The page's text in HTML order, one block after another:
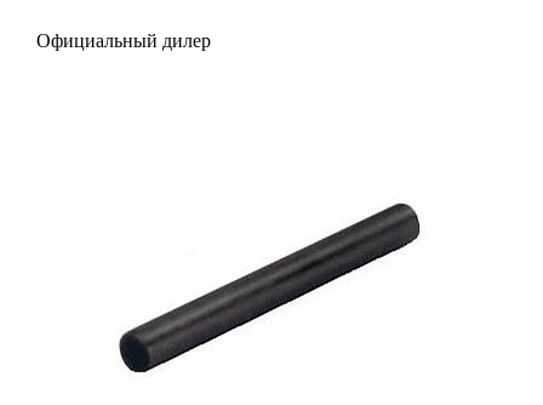
Официальный дилер